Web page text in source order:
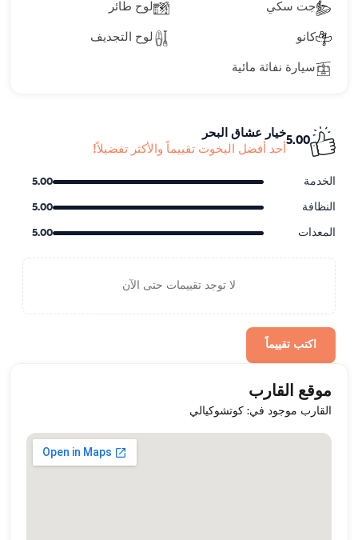
جت سكي لوح طائر
كانو لوح التجديف
سيارة نفاثة مائية
5.00
خيار عشاق البحر
أحد أفضل اليخوت تقييماً والأكثر تفضيلاً!
الخدمة 5.00
النظافة 5.00
المعدات 5.00
لا توجد تقييمات حتى الآن
اكتب تقييماً
موقع القارب
القارب موجود في: كوتشوكيالي